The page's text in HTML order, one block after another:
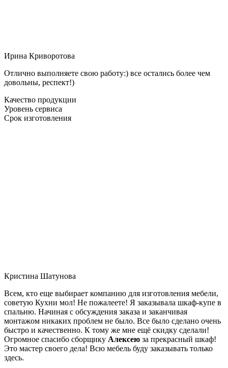
Ирина Криворотова
Отлично выполняете свою работу:) все остались более чем
довольны, респект!)
Качество продукции
Уровень сервиса
Срок изготовления
Кристина Шатунова
Всем, кто еще выбирает компанию для изготовления мебели,
советую Кухни мол! Не пожалеете! Я заказывала шкаф-купе в
спальню. Начиная с обсуждения заказа и заканчивая
монтажом никаких проблем не было. Все было сделано очень
быстро и качественно. К тому же мне ещё скидку сделали!
Огромное спасибо сборщику Алексею за прекрасный шкаф!
Это мастер своего дела! Всю мебель буду заказывать только
здесь.